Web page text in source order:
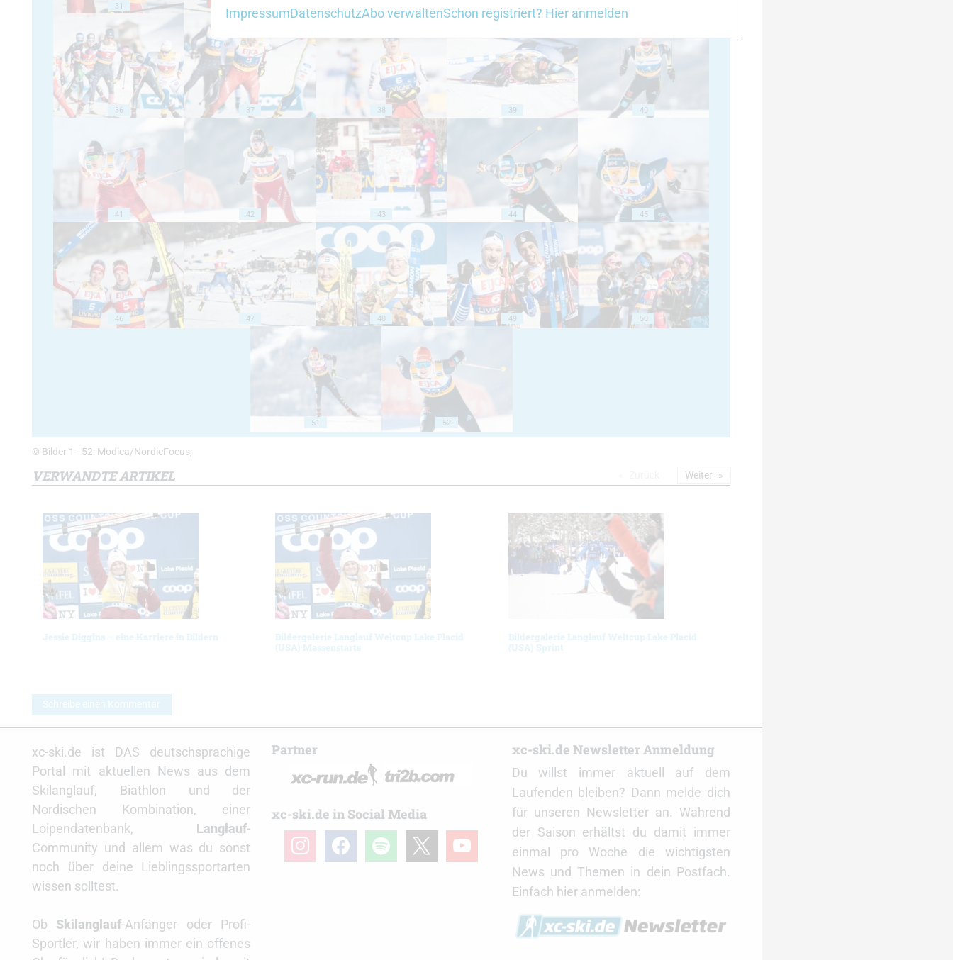
31
36 37 38 39 40
41 42 43 44 45
46 47 48 49 50
51 52
© Bilder 1 - 52: Modica/NordicFocus;
VERWANDTE ARTIKEL
Jessie Diggins – eine Karriere in Bildern
Bildergalerie Langlauf Weltcup Lake Placid
(USA) Massenstarts
Bildergalerie Langlauf Weltcup Lake Placid
(USA) Sprint
Weiter
Schreibe einen Kommentar
xc-ski.de ist DAS deutschsprachige
Portal mit aktuellen News aus dem
Skilanglauf, Biathlon und der
Nordischen Kombination, einer
Loipendatenbank, Langlauf-
Community und allem was du sonst
noch über deine Lieblingssportarten
wissen solltest.
Ob Skilanglauf-Anfänger oder Profi-
Sportler, wir haben immer ein offenes
Partner
xc-ski.de in Social Media
instagramfacebookspotify youtube
xc-ski.de Newsletter Anmeldung
Du willst immer aktuell auf dem
Laufenden bleiben? Dann melde dich
für unseren Newsletter an. Während
der Saison erhältst du damit immer
einmal pro Woche die wichtigsten
News und Themen in dein Postfach.
Einfach hier anmelden:
ImpressumDatenschutzAbo verwaltenSchon registriert? Hier anmelden